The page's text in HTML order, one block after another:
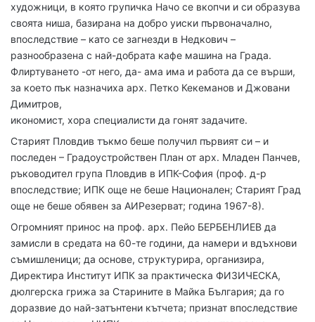
художници, в която групичка Начо се вкопчи и си образува
своята ниша, базирана на добро уиски първоначално,
впоследствие – като се загнезди в Недкович –
разнообразена с най-добрата кафе машина на Града.
Флиртуването -от него, да- ама има и работа да се върши,
за което пък назначиха арх. Петко Кекеманов и Джовани
Димитров,
икономист, хора специалисти да гонят задачите.
Старият Пловдив тъкмо беше получил първият си – и
последен – Градоустройствен План от арх. Младен Панчев,
ръководител група Пловдив в ИПК-София (проф. д-р
впоследствие; ИПК още не беше Национален; Старият Град
още не беше обявен за АИРезерват; година 1967-8).
Огромният принос на проф. арх. Пейо БЕРБЕНЛИЕВ да
замисли в средата на 60-те години, да намери и вдъхнови
съмишленици; да основе, структурира, организира,
Директира Институт ИПК за практическа ФИЗИЧЕСКА,
дюлгерска грижа за Старините в Майка България; да го
доразвие до най-затънтени кътчета; признат впоследствие